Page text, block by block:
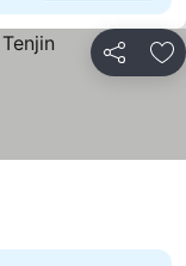
分享 放